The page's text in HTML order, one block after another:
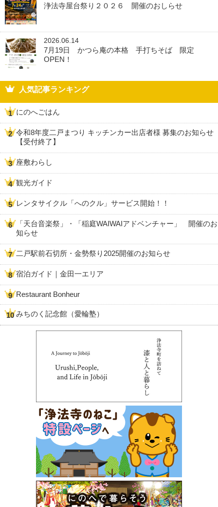
浄法寺屋台祭り２０２６ 開催のおしらせ
2026.06.14
7月19日 かつら庵の本格 手打ちそば 限定
OPEN！
人気記事ランキング
にのへごはん
令和8年度二戸まつり キッチンカー出店者様 募集のお知らせ
【受付終了】
座敷わらし
観光ガイド
レンタサイクル「へのクル」サービス開始！！
「天台音楽祭」・「稲庭WAIWAIアドベンチャー」 開催のお
知らせ
二戸駅前石切所・金勢祭り2025開催のお知らせ
宿泊ガイド｜金田一エリア
Restaurant Bonheur
みちのく記念館（愛輪塾）